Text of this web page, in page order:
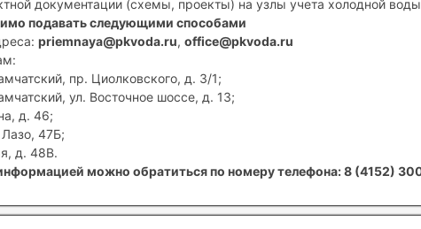
документации (схемы, проекты) на узлы учета холодной
подавать следующими способами
priemnaya@pkvoda.ru, office@pkvoda.ru
пр. Циолковского, д. 3/1;
ул. Восточное шоссе, д. 13;
д. 46;
47Б;
д. 48В.
можно обратиться по номеру телефона: 8 (4152)